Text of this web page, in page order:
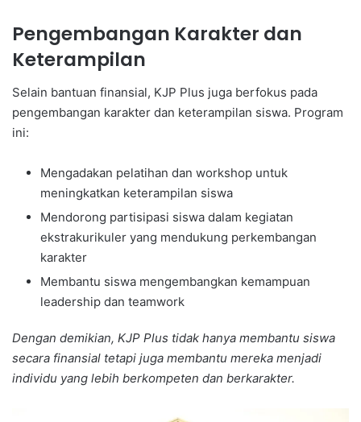
Pengembangan Karakter dan
Keterampilan
Selain bantuan finansial, KJP Plus juga berfokus pada
pengembangan karakter dan keterampilan siswa. Program
ini:
Mengadakan pelatihan dan workshop untuk
meningkatkan keterampilan siswa
Mendorong partisipasi siswa dalam kegiatan
ekstrakurikuler yang mendukung perkembangan
karakter
Membantu siswa mengembangkan kemampuan
leadership dan teamwork
Dengan demikian, KJP Plus tidak hanya membantu siswa
secara finansial tetapi juga membantu mereka menjadi
individu yang lebih berkompeten dan berkarakter.